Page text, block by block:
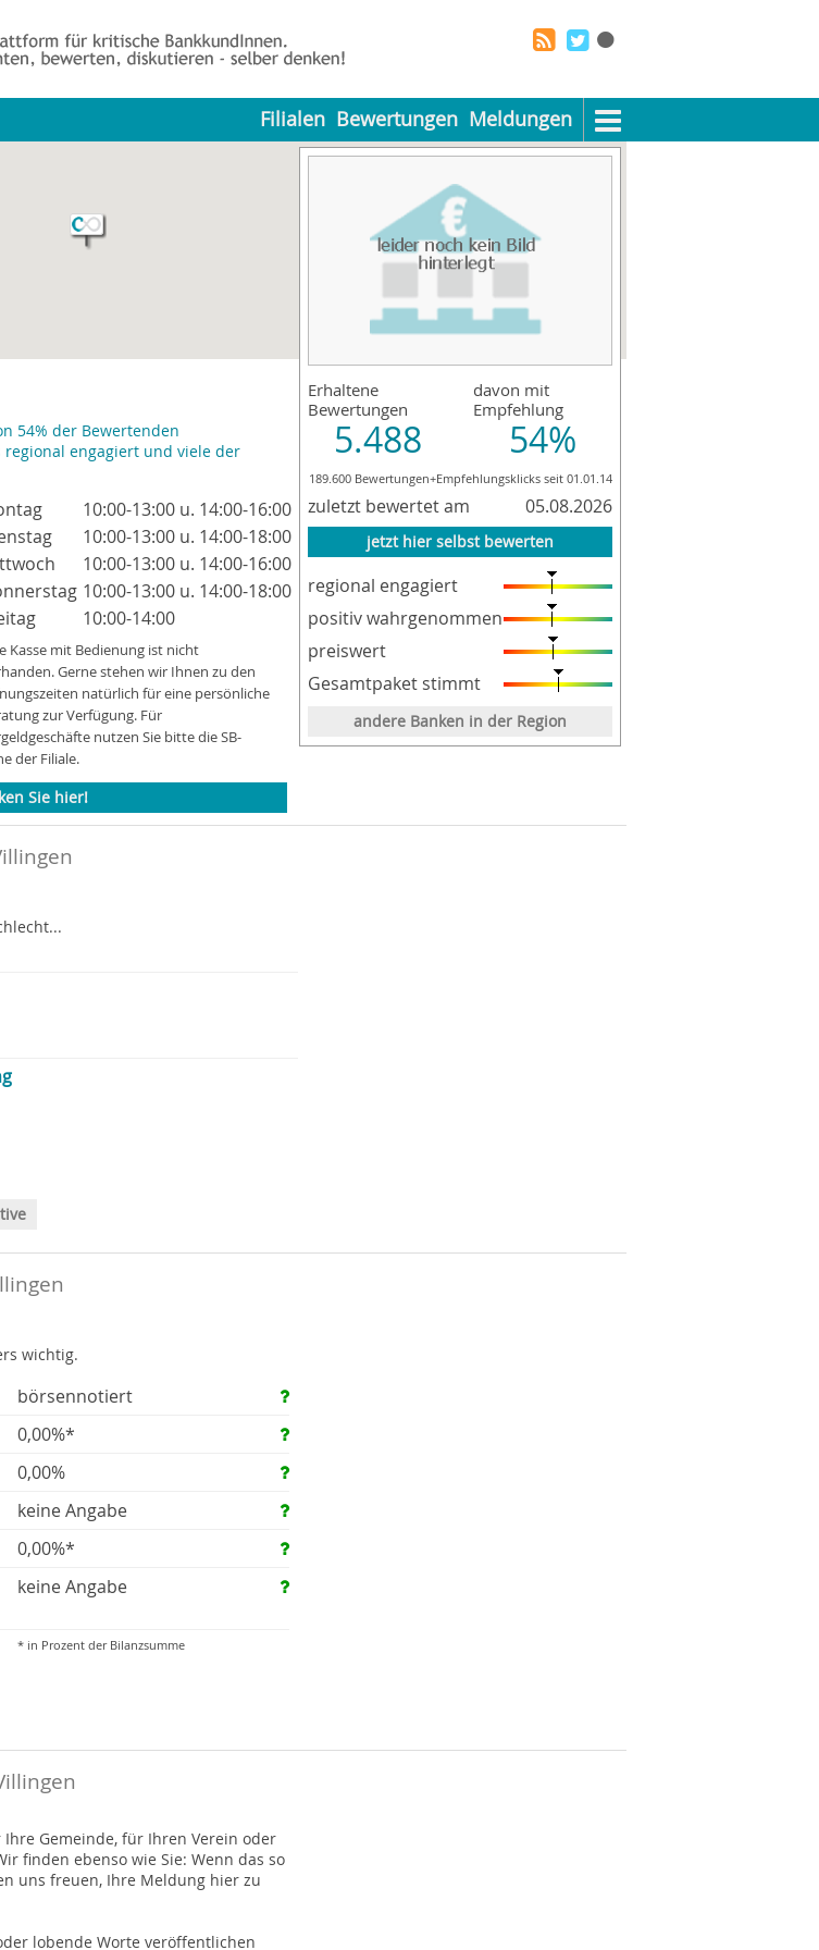
Filialen Bewertungen Meldungen
Erhaltene
Bewertungen
5.488
davon mit
Empfehlung
54%
189.600 Bewertungen+Empfehlungsklicks seit 01.01.14
zuletzt bewertet am 05.08.2026
jetzt hier selbst bewerten
regional engagiert
positiv wahrgenommen
preiswert
Gesamtpaket stimmt
andere Banken in der Region
54% der Bewertenden
engagiert und viele der
10:00-13:00 u. 14:00-16:00
10:00-13:00 u. 14:00-18:00
10:00-13:00 u. 14:00-16:00
10:00-13:00 u. 14:00-18:00
10:00-14:00
Kasse mit Bedienung ist nicht
Gerne stehen wir Ihnen zu den
natürlich für eine persönliche
zur Verfügung. Für
nutzen Sie bitte die SB-
der Filiale.
Sie hier!
wichtig.
börsennotiert
0,00%*
0,00%
keine Angabe
0,00%*
keine Angabe
* in Prozent der Bilanzsumme
Gemeinde, für Ihren Verein oder
finden ebenso wie Sie: Wenn das so
uns freuen, Ihre Meldung hier zu
lobende Worte veröffentlichen